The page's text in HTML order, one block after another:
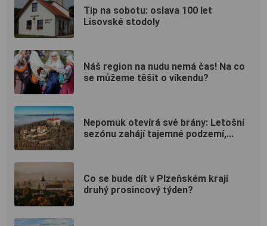
Tip na sobotu: oslava 100 let
Lisovské stodoly
Náš region na nudu nemá čas! Na co
se můžeme těšit o víkendu?
Nepomuk otevírá své brány: Letošní
sezónu zahájí tajemné podzemí,...
Co se bude dít v Plzeňském kraji
druhý prosincový týden?